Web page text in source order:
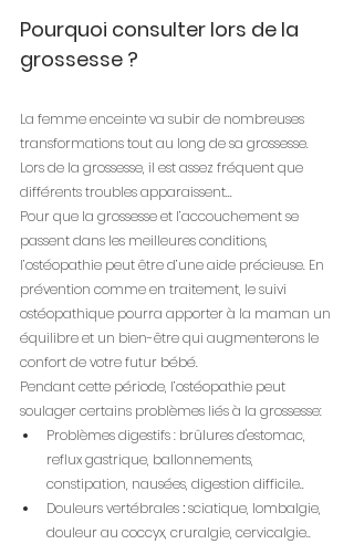
Pourquoi consulter lors de la
grossesse ?
La femme enceinte va subir de nombreuses
transformations tout au long de sa grossesse.
Lors de la grossesse, il est assez fréquent que
différents troubles apparaissent...
Pour que la grossesse et l’accouchement se
passent dans les meilleures conditions,
l’ostéopathie peut être d’une aide précieuse. En
prévention comme en traitement, le suivi
ostéopathique pourra apporter à la maman un
équilibre et un bien-être qui augmenterons le
confort de votre futur bébé.
Pendant cette période, l’ostéopathie peut
soulager certains problèmes liés à la grossesse:
Problèmes digestifs : brûlures d'estomac,
reflux gastrique, ballonnements,
constipation, nausées, digestion difficile..
Douleurs vertébrales : sciatique, lombalgie,
douleur au coccyx, cruralgie, cervicalgie..